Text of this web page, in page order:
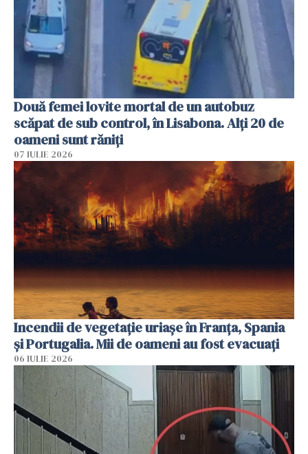
Două femei lovite mortal de un autobuz
scăpat de sub control, în Lisabona. Alți 20 de
oameni sunt răniți
07 IULIE 2026
Incendii de vegetație uriașe în Franța, Spania
și Portugalia. Mii de oameni au fost evacuați
06 IULIE 2026